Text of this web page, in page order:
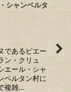
シャンベルタ
であるピエー
ン・クリュ
エール・シャ
ベルタン村に
複雑…